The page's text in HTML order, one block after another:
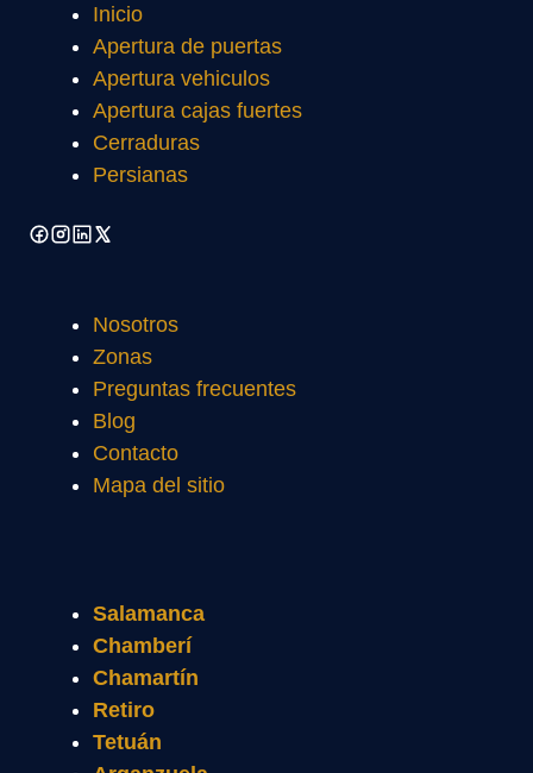
Inicio
Apertura de puertas
Apertura vehiculos
Apertura cajas fuertes
Cerraduras
Persianas
Nosotros
Zonas
Preguntas frecuentes
Blog
Contacto
Mapa del sitio
Salamanca
Chamberí
Chamartín
Retiro
Tetuán